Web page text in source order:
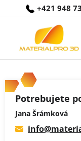
+421 948
Potrebujete
Jana Šrámková
info@